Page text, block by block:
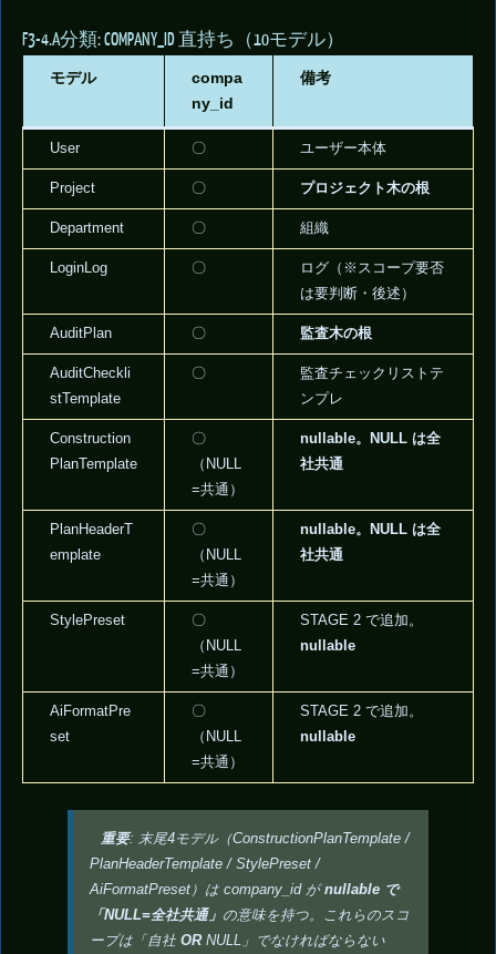
F3-4.A分類: COMPANY_ID 直持ち（10モデル）
モデル
compa
ny_id
備考
User 〇 ユーザー本体
Project 〇 プロジェクト木の根
Department 〇 組織
LoginLog 〇
ログ（※スコープ要否
は要判断・後述）
AuditPlan 〇 監査木の根
AuditCheckli
stTemplate
〇
監査チェックリストテ
ンプレ
Construction
PlanTemplate
〇
（NULL
=共通）
nullable。NULL は全
社共通
PlanHeaderT
emplate
〇
（NULL
=共通）
nullable。NULL は全
社共通
StylePreset
〇
（NULL
=共通）
STAGE 2 で追加。
nullable
AiFormatPre
set
〇
（NULL
=共通）
STAGE 2 で追加。
nullable
重要: 末尾4モデル（ConstructionPlanTemplate /
PlanHeaderTemplate / StylePreset /
AiFormatPreset）は company_id がnullable で
「NULL=全社共通」 の意味を持つ。これらのスコ
ープは「自社 ORNULL」でなければならない